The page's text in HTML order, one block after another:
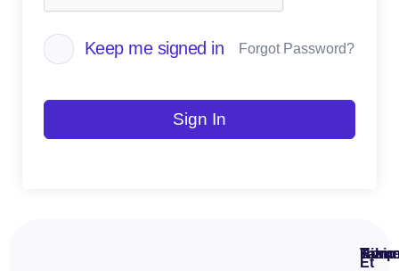
Keep me signed in Forgot Password?
Sign In
Takip
Et